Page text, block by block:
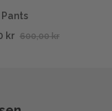
Pants
kr 600,00 kr